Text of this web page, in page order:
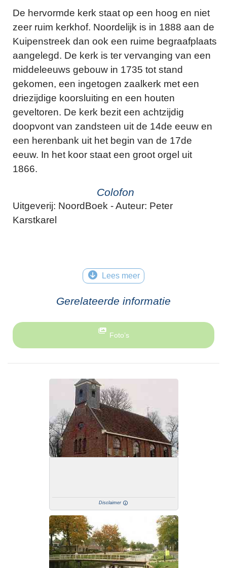
De hervormde kerk staat op een hoog en niet
zeer ruim kerkhof. Noordelijk is in 1888 aan de
Kuipenstreek dan ook een ruime begraafplaats
aangelegd. De kerk is ter vervanging van een
middeleeuws gebouw in 1735 tot stand
gekomen, een ingetogen zaalkerk met een
driezijdige koorsluiting en een houten
geveltoren. De kerk bezit een achtzijdig
doopvont van zandsteen uit de 14de eeuw en
een herenbank uit het begin van de 17de
eeuw. In het koor staat een groot orgel uit
1866.
Colofon
Uitgeverij: NoordBoek - Auteur: Peter
Karstkarel
Lees meer
Gerelateerde informatie
Foto’s
Disclaimer